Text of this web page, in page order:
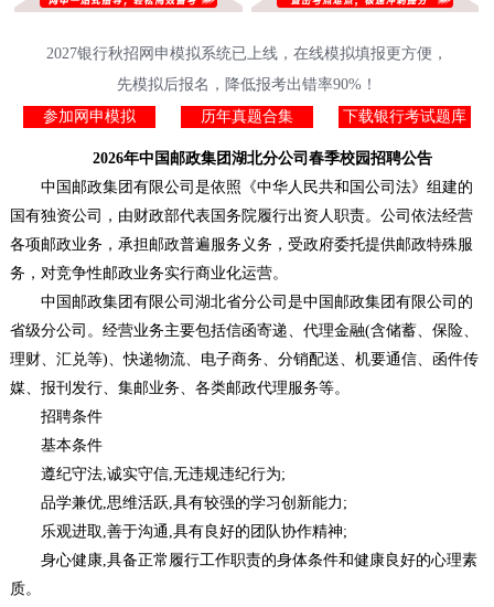
2027银行秋招网申模拟系统已上线，在线模拟填报更方便，
先模拟后报名，降低报考出错率90%！
参加网申模拟
历年真题合集 下载银行考试题库
2026年中国邮政集团湖北分公司春季校园招聘公告
中国邮政集团有限公司是依照《中华人民共和国公司法》组建的
国有独资公司，由财政部代表国务院履行出资人职责。公司依法经营
各项邮政业务，承担邮政普遍服务义务，受政府委托提供邮政特殊服
务，对竞争性邮政业务实行商业化运营。
中国邮政集团有限公司湖北省分公司是中国邮政集团有限公司的
省级分公司。经营业务主要包括信函寄递、代理金融(含储蓄、保险、
理财、汇兑等)、快递物流、电子商务、分销配送、机要通信、函件传
媒、报刊发行、集邮业务、各类邮政代理服务等。
招聘条件
基本条件
遵纪守法,诚实守信,无违规违纪行为;
品学兼优,思维活跃,具有较强的学习创新能力;
乐观进取,善于沟通,具有良好的团队协作精神;
身心健康,具备正常履行工作职责的身体条件和健康良好的心理素
质。